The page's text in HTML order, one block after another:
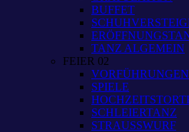
BUFFET
TANZ ALGEMEIN
FEIER 02
VORFÜHRUNGEN
SPIELE
SCHLEIERTANZ
STRAUSSWURF